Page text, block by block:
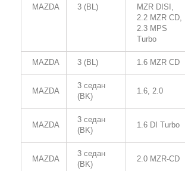
MAZDA 3 (BL)
MZR DISI,
2.2 MZR CD,
2.3 MPS
Turbo
MAZDA 3 (BL) 1.6 MZR CD
MAZDA
3 седан
(BK)
1.6, 2.0
MAZDA
3 седан
(BK)
1.6 DI Turbo
MAZDA
3 седан
(BK)
2.0 MZR-CD